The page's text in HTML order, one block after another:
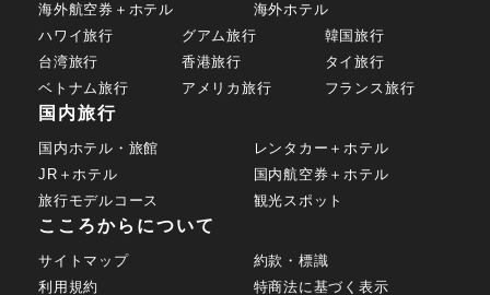
海外航空券＋ホテル
海外ホテル
ハワイ旅行
グアム旅行
韓国旅行
台湾旅行
香港旅行
タイ旅行
ベトナム旅行
アメリカ旅行 フランス旅行
国内旅行
国内ホテル・旅館
レンタカー＋ホテル
JR＋ホテル
国内航空券＋ホテル
旅行モデルコース
観光スポット
こころからについて
サイトマップ
約款・標識
利用規約
特商法に基づく表示